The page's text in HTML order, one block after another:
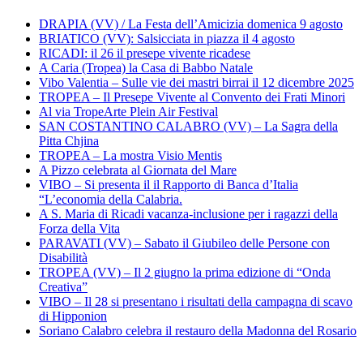
DRAPIA (VV) / La Festa dell’Amicizia domenica 9 agosto
BRIATICO (VV): Salsicciata in piazza il 4 agosto
RICADI: il 26 il presepe vivente ricadese
A Caria (Tropea) la Casa di Babbo Natale
Vibo Valentia – Sulle vie dei mastri birrai il 12 dicembre 2025
TROPEA – Il Presepe Vivente al Convento dei Frati Minori
Al via TropeArte Plein Air Festival
SAN COSTANTINO CALABRO (VV) – La Sagra della
Pitta Chjina
TROPEA – La mostra Visio Mentis
A Pizzo celebrata al Giornata del Mare
VIBO – Si presenta il il Rapporto di Banca d’Italia
“L’economia della Calabria.
A S. Maria di Ricadi vacanza-inclusione per i ragazzi della
Forza della Vita
PARAVATI (VV) – Sabato il Giubileo delle Persone con
Disabilità
TROPEA (VV) – Il 2 giugno la prima edizione di “Onda
Creativa”
VIBO – Il 28 si presentano i risultati della campagna di scavo
di Hipponion
Soriano Calabro celebra il restauro della Madonna del Rosario